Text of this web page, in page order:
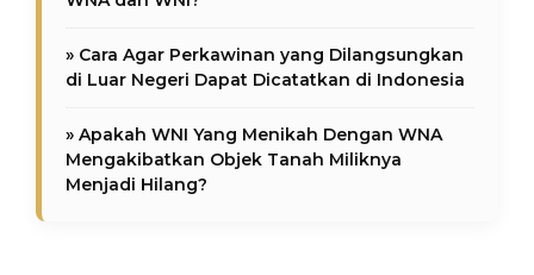
» Cara Agar Perkawinan yang Dilangsungkan
di Luar Negeri Dapat Dicatatkan di Indonesia
» Apakah WNI Yang Menikah Dengan WNA
Mengakibatkan Objek Tanah Miliknya
Menjadi Hilang?